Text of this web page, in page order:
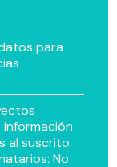
para
información
al suscrito.
No